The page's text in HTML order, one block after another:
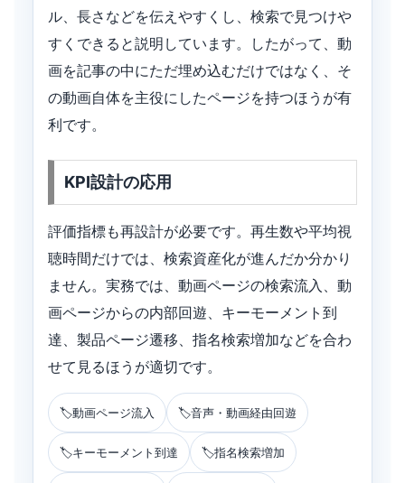
ル、長さなどを伝えやすくし、検索で見つけや
すくできると説明しています。したがって、動
画を記事の中にただ埋め込むだけではなく、そ
の動画自体を主役にしたページを持つほうが有
利です。
KPI設計の応用
評価指標も再設計が必要です。再生数や平均視
聴時間だけでは、検索資産化が進んだか分かり
ません。実務では、動画ページの検索流入、動
画ページからの内部回遊、キーモーメント到
達、製品ページ遷移、指名検索増加などを合わ
せて見るほうが適切です。
動画ページ流入 音声・動画経由回遊
キーモーメント到達 指名検索増加